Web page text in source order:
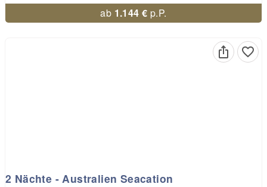
ab 1.144 € p.P.
2 Nächte - Australien Seacation